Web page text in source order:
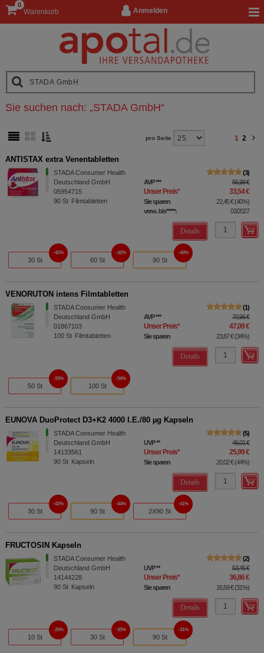
Anmelden
Warenkorb
0
Sie suchen nach: „STADA GmbH“
pro Seite 1 2
ANTISTAX extra Venentabletten
STADA Consumer Health
Deutschland GmbH
05954715
90 St Filmtabletten
3
AVP*** 55,99 €
Unser Preis* 33,54 €
Sie sparen 22,45 €(40%)
verw. bis*****:
03/2027
Details
30 St
42%
60 St
42%
90 St
40%
VENORUTON intens Filmtabletten
STADA Consumer Health
Deutschland GmbH
01867103
100 St Filmtabletten
1
AVP*** 70,96 €
Unser Preis* 47,09 €
Sie sparen 23,87 €(34%)
Details
50 St
33%
100 St
34%
EUNOVA DuoProtect D3+K2 4000 I.E./80 µg Kapseln
STADA Consumer Health
Deutschland GmbH
14133561
90 St Kapseln
5
UVP** 46,01 €
Unser Preis* 25,99 €
Sie sparen 20,02 €(44%)
Details
30 St
42%
90 St
44%
2X90 St
41%
FRUCTOSIN Kapseln
STADA Consumer Health
Deutschland GmbH
14144228
90 St Kapseln
2
UVP** 53,45 €
Unser Preis* 36,86 €
Sie sparen 16,59 €(31%)
Details
10 St
20%
30 St
33%
90 St
31%